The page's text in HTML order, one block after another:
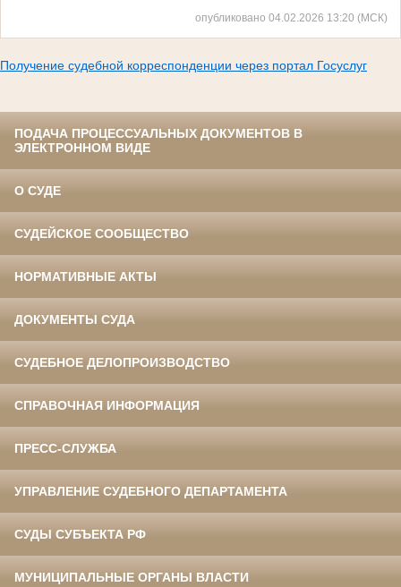
опубликовано 04.02.2026 13:20 (МСК)
Получение судебной корреспонденции через портал Госуслуг
ПОДАЧА ПРОЦЕССУАЛЬНЫХ ДОКУМЕНТОВ В
ЭЛЕКТРОННОМ ВИДЕ
О СУДЕ
СУДЕЙСКОЕ СООБЩЕСТВО
НОРМАТИВНЫЕ АКТЫ
ДОКУМЕНТЫ СУДА
СУДЕБНОЕ ДЕЛОПРОИЗВОДСТВО
СПРАВОЧНАЯ ИНФОРМАЦИЯ
ПРЕСС-СЛУЖБА
УПРАВЛЕНИЕ СУДЕБНОГО ДЕПАРТАМЕНТА
СУДЫ СУБЪЕКТА РФ
МУНИЦИПАЛЬНЫЕ ОРГАНЫ ВЛАСТИ